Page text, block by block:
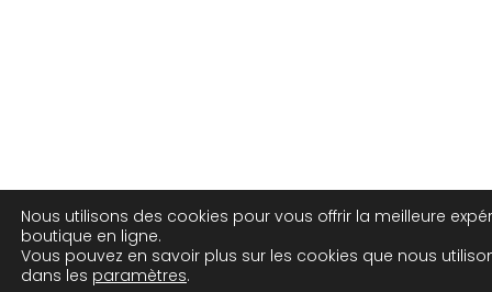
Nous utilisons des cookies pour vous offrir la meilleure
boutique en ligne.
Vous pouvez en savoir plus sur les cookies que nous
dans les paramètres.